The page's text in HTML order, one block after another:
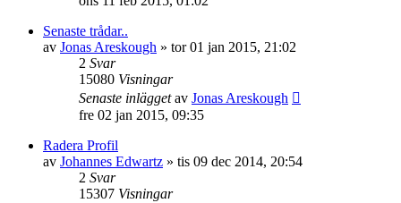
Senaste trådar..
av Jonas Areskough » tor 01 jan 2015, 21:02
2 Svar
15080 Visningar
Senaste inläggetav Jonas Areskough
fre 02 jan 2015, 09:35
Radera Profil
av Johannes Edwartz » tis 09 dec 2014, 20:54
2 Svar
15307 Visningar